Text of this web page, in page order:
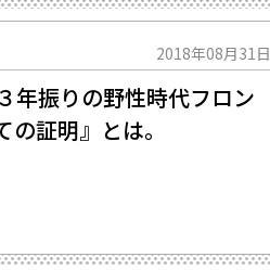
2018年08月31日
年振りの野性時代フロン
証明』とは。